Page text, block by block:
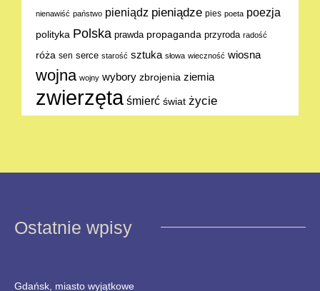
nienawiść państwo pieniądz pieniądze pies poeta poezja
polityka Polska prawda propaganda przyroda radość
róża sen serce starość sztuka słowa wieczność wiosna
wojna wojny wybory zbrojenia ziemia
zwierzęta śmierć świat życie
Ostatnie wpisy
Gdańsk, miasto wyjątkowe